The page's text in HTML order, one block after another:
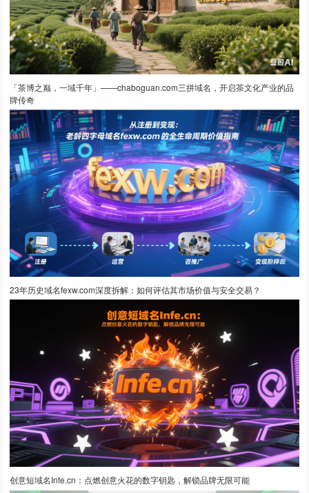
「茶博之巅，一域千年」——chaboguan.com三拼域名，开启茶文化产业的品
牌传奇
23年历史域名fexw.com深度拆解：如何评估其市场价值与安全交易？
创意短域名Infe.cn：点燃创意火花的数字钥匙，解锁品牌无限可能